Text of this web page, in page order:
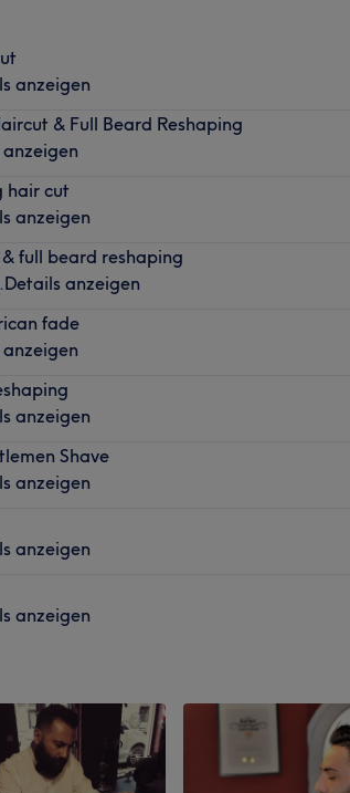
anzeigen
& Full Beard Reshaping
hair cut
anzeigen
full beard reshaping
Details anzeigen
fade
anzeigen
Shave
anzeigen
anzeigen
anzeigen